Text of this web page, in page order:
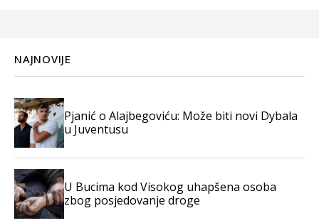
NAJNOVIJE
Pjanić o Alajbegoviću: Može biti novi Dybala
u Juventusu
U Bucima kod Visokog uhapšena osoba
zbog posjedovanje droge